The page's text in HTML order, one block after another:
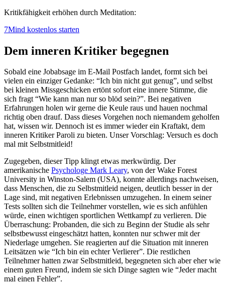
Kritikfähigkeit erhöhen durch Meditation:
7Mind kostenlos starten
Dem inneren Kritiker begegnen
Sobald eine Jobabsage im E-Mail Postfach landet, formt sich bei
vielen ein einziger Gedanke: “Ich bin nicht gut genug”, und selbst
bei kleinen Missgeschicken ertönt sofort eine innere Stimme, die
sich fragt “Wie kann man nur so blöd sein?”. Bei negativen
Erfahrungen holen wir gerne die Keule raus und hauen nochmal
richtig oben drauf. Dass dieses Vorgehen noch niemandem geholfen
hat, wissen wir. Dennoch ist es immer wieder ein Kraftakt, dem
inneren Kritiker Paroli zu bieten. Unser Vorschlag: Versuch es doch
mal mit Selbstmitleid!
Zugegeben, dieser Tipp klingt etwas merkwürdig. Der
amerikanische Psychologe Mark Leary, von der Wake Forest
University in Winston-Salem (USA), konnte allerdings nachweisen,
dass Menschen, die zu Selbstmitleid neigen, deutlich besser in der
Lage sind, mit negativen Erlebnissen umzugehen. In einem seiner
Tests sollten sich die Teilnehmer vorstellen, wie es sich anfühlen
würde, einen wichtigen sportlichen Wettkampf zu verlieren. Die
Überraschung: Probanden, die sich zu Beginn der Studie als sehr
selbstbewusst eingeschätzt hatten, konnten nur schwer mit der
Niederlage umgehen. Sie reagierten auf die Situation mit inneren
Leitsätzen wie “Ich bin ein echter Verlierer”. Die restlichen
Teilnehmer hatten zwar Selbstmitleid, begegneten sich aber eher wie
einem guten Freund, indem sie sich Dinge sagten wie “Jeder macht
mal einen Fehler”.